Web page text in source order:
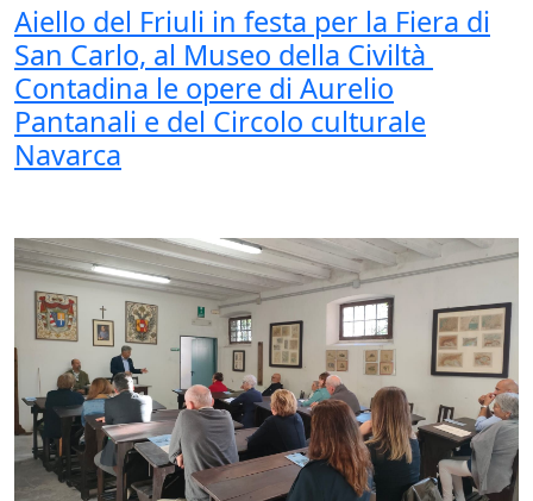
Aiello del Friuli in festa per la Fiera di
San Carlo, al Museo della Civiltà
Contadina le opere di Aurelio
Pantanali e del Circolo culturale
Navarca